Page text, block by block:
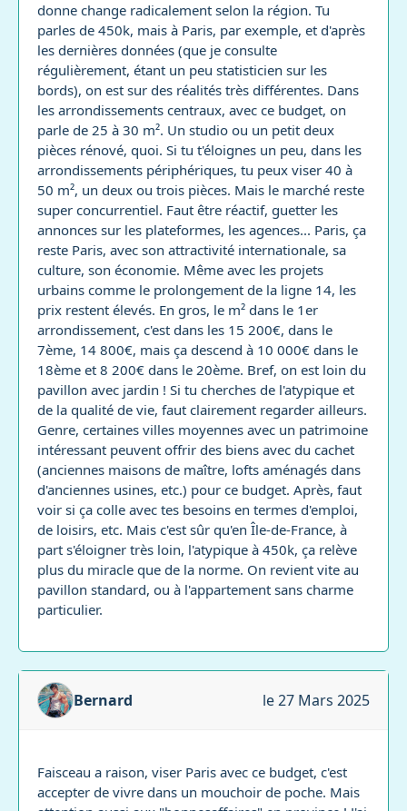
donne change radicalement selon la région. Tu
parles de 450k, mais à Paris, par exemple, et d'après
les dernières données (que je consulte
régulièrement, étant un peu statisticien sur les
bords), on est sur des réalités très différentes. Dans
les arrondissements centraux, avec ce budget, on
parle de 25 à 30 m². Un studio ou un petit deux
pièces rénové, quoi. Si tu t'éloignes un peu, dans les
arrondissements périphériques, tu peux viser 40 à
50 m², un deux ou trois pièces. Mais le marché reste
super concurrentiel. Faut être réactif, guetter les
annonces sur les plateformes, les agences... Paris, ça
reste Paris, avec son attractivité internationale, sa
culture, son économie. Même avec les projets
urbains comme le prolongement de la ligne 14, les
prix restent élevés. En gros, le m² dans le 1er
arrondissement, c'est dans les 15 200€, dans le
7ème, 14 800€, mais ça descend à 10 000€ dans le
18ème et 8 200€ dans le 20ème. Bref, on est loin du
pavillon avec jardin ! Si tu cherches de l'atypique et
de la qualité de vie, faut clairement regarder ailleurs.
Genre, certaines villes moyennes avec un patrimoine
intéressant peuvent offrir des biens avec du cachet
(anciennes maisons de maître, lofts aménagés dans
d'anciennes usines, etc.) pour ce budget. Après, faut
voir si ça colle avec tes besoins en termes d'emploi,
de loisirs, etc. Mais c'est sûr qu'en Île-de-France, à
part s'éloigner très loin, l'atypique à 450k, ça relève
plus du miracle que de la norme. On revient vite au
pavillon standard, ou à l'appartement sans charme
particulier.
Bernard le 27 Mars 2025
Faisceau a raison, viser Paris avec ce budget, c'est
accepter de vivre dans un mouchoir de poche. Mais